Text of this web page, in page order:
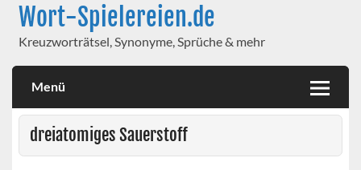
Wort-Spielereien.de
Kreuzworträtsel, Synonyme, Sprüche & mehr
Menü
dreiatomiges Sauerstoff